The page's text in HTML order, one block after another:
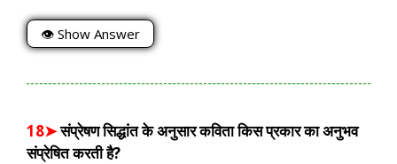
👁 Show Answer
18➤संप्रेषण सिद्धांत के अनुसार कविता किस प्रकार का अनुभव
संप्रेषित करती है?